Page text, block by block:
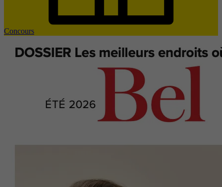
Concours